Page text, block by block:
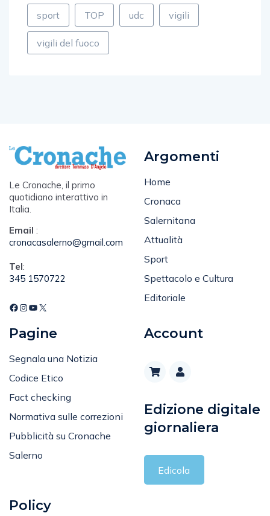
sport TOP udc vigili
vigili del fuoco
Le Cronache, il primo
quotidiano interattivo in
Italia.
Email :
cronacasalerno@gmail.com
Tel:
345 1570722
Argomenti
Home
Cronaca
Salernitana
Attualità
Sport
Spettacolo e Cultura
Editoriale
Pagine
Segnala una Notizia
Codice Etico
Fact checking
Normativa sulle correzioni
Pubblicità su Cronache
Salerno
Account
Edizione digitale
giornaliera
Edicola
Policy